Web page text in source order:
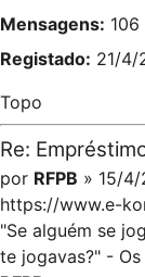
Mensagens: 106
Registado: 21/4/
Topo
Re:
por RFPB » 15/
https://www.e-
"Se alguém se
te jogavas?" -